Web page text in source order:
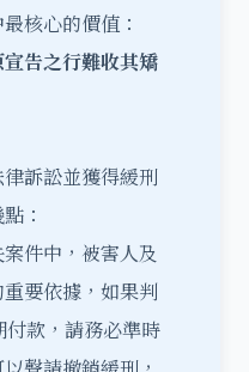
核心的價值：
宣告之行難收其矯
訴訟並獲得緩刑
：
件中，被害人及
要依據，如果判
付款，請務必準時